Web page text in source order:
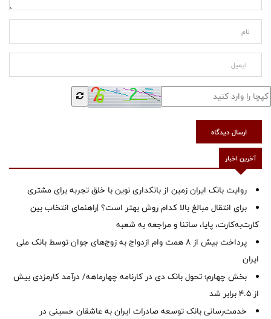
ارسال دیدگاه
آخرین اخبار
روایت بانک ایران زمین از بانکداری نوین با خلق تجربه برای مشتری
برای انتقال مبالغ بالا کدام روش بهتر است؟ |راهنمای انتخاب بین
کارت‌به‌کارت، پایا، ساتنا و مراجعه به شعبه
پرداخت بیش از ۸ همت وام ازدواج به زوج‌های جوان توسط بانک ملی
ایران
بخش چهارم؛ تحول بانک دی در کارنامه چهارماهه/ درآمد کارمزدی بیش
از ۴.۵ برابر شد
خدمت‌رسانی بانک توسعه صادرات ایران به عاشقان حسینی در